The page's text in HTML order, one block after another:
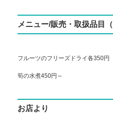
メニュー/販売・取扱品目
フルーツのフリーズドライ各350円
筍の水煮450円～
お店より